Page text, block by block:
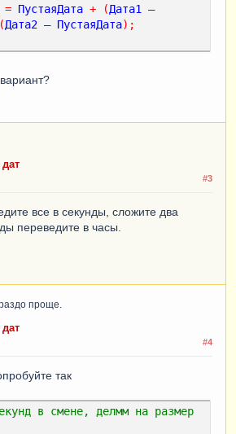
= ПустаяДата + (Дата1
–
(Дата2 – ПустаяДата);
#3
все в секунды, сложите два
переведите в часы.
проще.
#4
так
в смене, делмм на размер